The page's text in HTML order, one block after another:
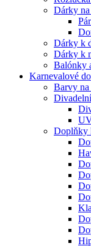
Dárky
Dárky k
Dárky k
Balónky
Karnevalové
Barvy na
Doplňky